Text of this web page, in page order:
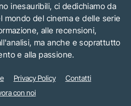
inesauribili, ci dedichiamo da
mondo del cinema e delle serie
alle recensioni,
ma anche e soprattutto
e alla passione.
Privacy Policy
Contatti
con noi